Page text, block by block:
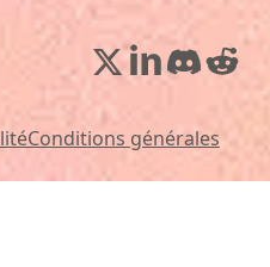
Conditions générales